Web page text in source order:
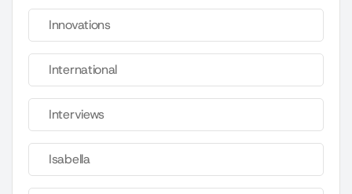
Innovations
International
Interviews
Isabella